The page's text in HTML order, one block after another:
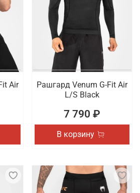
Air
Рашгард Venum G-Fit Air
L/S Black
7 790 ₽
В корзину